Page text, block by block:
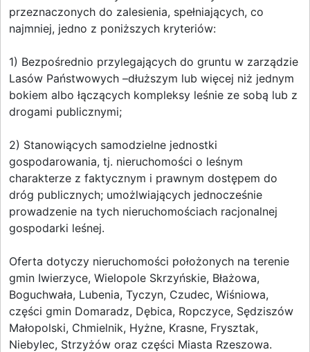
przeznaczonych do zalesienia, spełniających, co
najmniej, jedno z poniższych kryteriów:
1) Bezpośrednio przylegających do gruntu w zarządzie
Lasów Państwowych –dłuższym lub więcej niż jednym
bokiem albo łączących kompleksy leśnie ze sobą lub z
drogami publicznymi;
2) Stanowiących samodzielne jednostki
gospodarowania, tj. nieruchomości o leśnym
charakterze z faktycznym i prawnym dostępem do
dróg publicznych; umożlwiających jednocześnie
prowadzenie na tych nieruchomościach racjonalnej
gospodarki leśnej.
Oferta dotyczy nieruchomości położonych na terenie
gmin Iwierzyce, Wielopole Skrzyńskie, Błażowa,
Boguchwała, Lubenia, Tyczyn, Czudec, Wiśniowa,
części gmin Domaradz, Dębica, Ropczyce, Sędziszów
Małopolski, Chmielnik, Hyżne, Krasne, Frysztak,
Niebylec, Strzyżów oraz części Miasta Rzeszowa.